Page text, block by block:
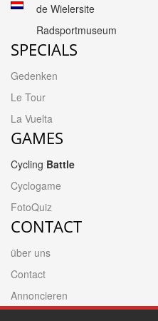
de Wielersite
Radsportmuseum
SPECIALS
Gedenken
Le Tour
La Vuelta
GAMES
Cycling Battle
Cyclogame
FotoQuiz
CONTACT
über uns
Contact
Annoncieren